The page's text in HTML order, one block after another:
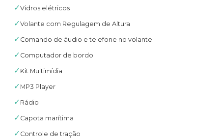
✓Vidros elétricos
✓Volante com Regulagem de Altura
✓ Comando de áudio e telefone no volante
✓ Computador de bordo
✓ Kit Multimídia
✓ MP3 Player
✓ Rádio
✓ Capota marítima
✓ Controle de tração